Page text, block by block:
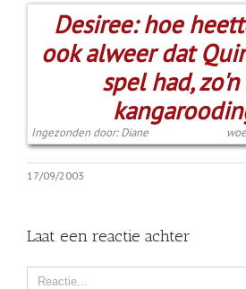
Desiree: hoe
ook alweer dat
spel had,
Ingezonden door: Diane
17/09/2003
Laat een reactie achter
Comment